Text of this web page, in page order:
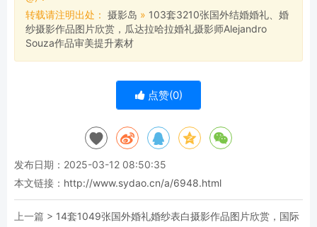
转载请注明出处： 摄影岛 » 103套3210张国外结婚婚礼、婚
纱摄影作品图片欣赏，瓜达拉哈拉婚礼摄影师Alejandro
Souza作品审美提升素材
点赞(0)
发布日期：2025-03-12 08:50:35
本文链接： http://www.sydao.cn/a/6948.html
上一篇 > 14套1049张国外婚礼婚纱表白摄影作品图片欣赏，国际